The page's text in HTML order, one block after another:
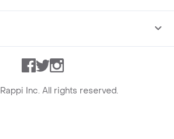
Facebook
TwitterInstagram
Rappi Inc. All rights reserved.